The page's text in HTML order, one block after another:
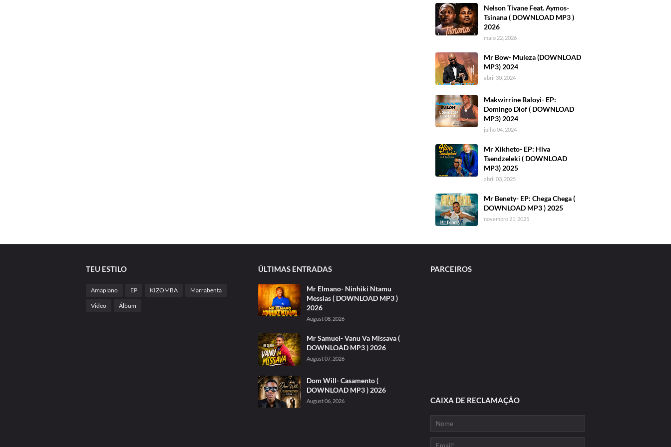
Nelson Tivane Feat. Aymos-
Tsinana ( DOWNLOAD MP3 )
2026
maio 22, 2026
Mr Bow- Muleza (DOWNLOAD
MP3) 2024
abril 30, 2024
Makwirrine Baloyi- EP:
Domingo Diof ( DOWNLOAD
MP3) 2024
julho 04, 2024
Mr Xikheto- EP: Hiva
Tsendzeleki ( DOWNLOAD
MP3) 2025
abril 03, 2025
Mr Benety- EP: Chega Chega (
DOWNLOAD MP3 ) 2025
novembro 21, 2025
TEU ESTILO
Amapiano EP KIZOMBA Marrabenta
Video Álbum
ÚLTIMAS ENTRADAS
Mr Elmano- Ninhiki Ntamu
Messias ( DOWNLOAD MP3 )
2026
August 08, 2026
Mr Samuel- Vanu Va Missava (
DOWNLOAD MP3 ) 2026
August 07, 2026
Dom Will- Casamento (
DOWNLOAD MP3 ) 2026
August 06, 2026
PARCEIROS
CAIXA DE RECLAMAÇÃO